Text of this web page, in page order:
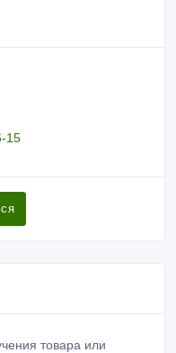
15
товара или